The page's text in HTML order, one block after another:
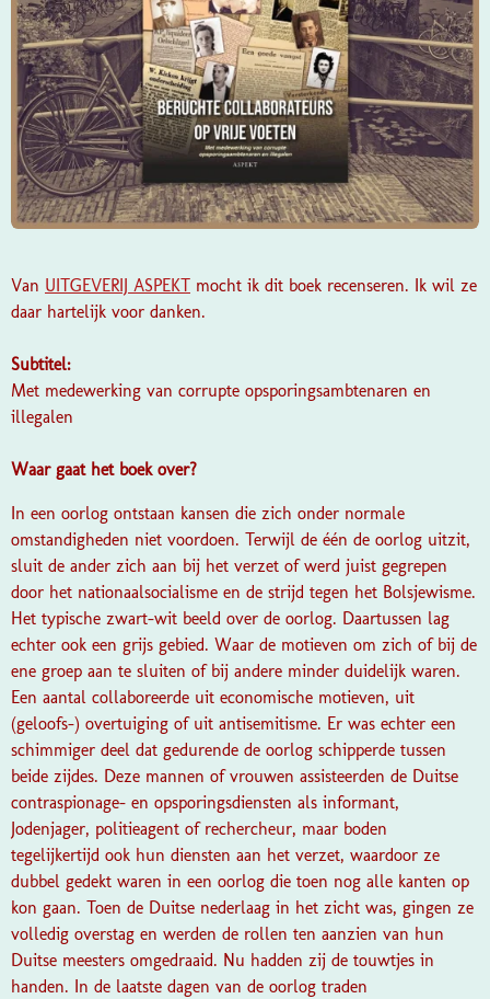
Van UITGEVERIJ ASPEKT mocht ik dit boek recenseren. Ik wil ze
daar hartelijk voor danken.
Subtitel:
Met medewerking van corrupte opsporingsambtenaren en
illegalen
Waar gaat het boek over?
In een oorlog ontstaan kansen die zich onder normale
omstandigheden niet voordoen. Terwijl de één de oorlog uitzit,
sluit de ander zich aan bij het verzet of werd juist gegrepen
door het nationaalsocialisme en de strijd tegen het Bolsjewisme.
Het typische zwart-wit beeld over de oorlog. Daartussen lag
echter ook een grijs gebied. Waar de motieven om zich of bij de
ene groep aan te sluiten of bij andere minder duidelijk waren.
Een aantal collaboreerde uit economische motieven, uit
(geloofs-) overtuiging of uit antisemitisme. Er was echter een
schimmiger deel dat gedurende de oorlog schipperde tussen
beide zijdes. Deze mannen of vrouwen assisteerden de Duitse
contraspionage- en opsporingsdiensten als informant,
Jodenjager, politieagent of rechercheur, maar boden
tegelijkertijd ook hun diensten aan het verzet, waardoor ze
dubbel gedekt waren in een oorlog die toen nog alle kanten op
kon gaan. Toen de Duitse nederlaag in het zicht was, gingen ze
volledig overstag en werden de rollen ten aanzien van hun
Duitse meesters omgedraaid. Nu hadden zij de touwtjes in
handen. In de laatste dagen van de oorlog traden